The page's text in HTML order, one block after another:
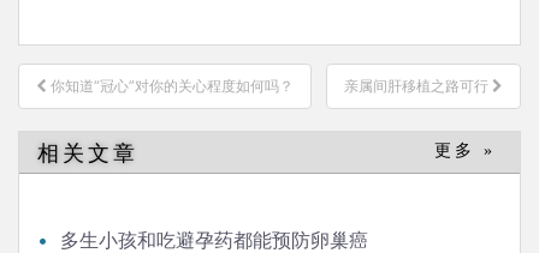
文
章
导
航
你知道“冠心”对你的关心程度如何吗？ 亲属间肝移植之路可行
相关文章 更多 »
多生小孩和吃避孕药都能预防卵巢癌